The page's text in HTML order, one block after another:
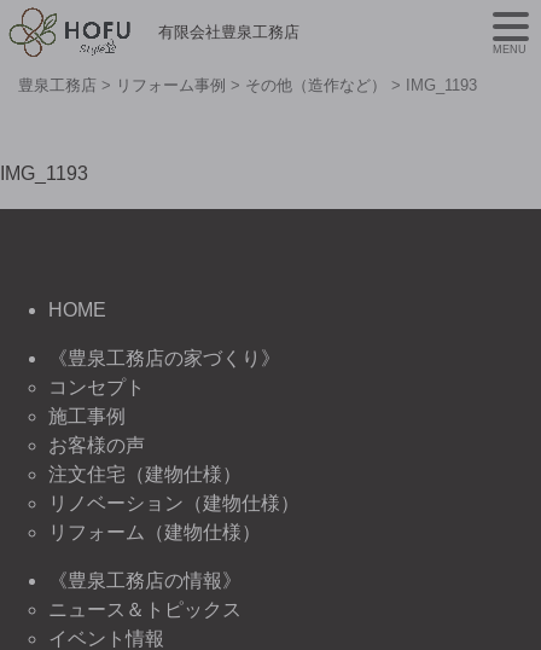
有限会社豊泉工務店
豊泉工務店 > リフォーム事例 > その他（造作など） > IMG_1193
IMG_1193
MENU
HOME
《豊泉工務店の家づくり》
コンセプト
施工事例
お客様の声
注文住宅（建物仕様）
リノベーション（建物仕様）
リフォーム（建物仕様）
《豊泉工務店の情報》
ニュース＆トピックス
イベント情報